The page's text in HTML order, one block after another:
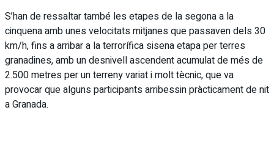
S’han de ressaltar també les etapes de la segona a la
cinquena amb unes velocitats mitjanes que passaven dels 30
km/h, fins a arribar a la terrorífica sisena etapa per terres
granadines, amb un desnivell ascendent acumulat de més de
2.500 metres per un terreny variat i molt tècnic, que va
provocar que alguns participants arribessin pràcticament de nit
a Granada.